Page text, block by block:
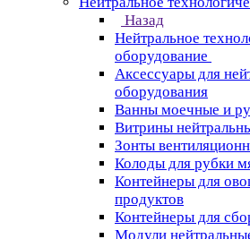
Назад
Нейтральное
оборудование
Аксессуары для
оборудования
Ванны моечные и
Витрины
Зонты
Колоды для рубки
Контейнеры для
продуктов
Контейнеры для
Модули